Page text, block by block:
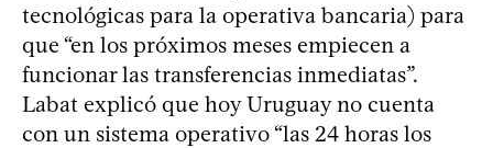
tecnológicas para la operativa bancaria) para
que “en los próximos meses empiecen a
funcionar las transferencias inmediatas”.
Labat explicó que hoy Uruguay no cuenta
con un sistema operativo “las 24 horas los